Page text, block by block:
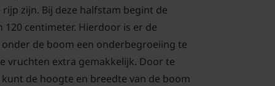
zijn. Bij deze halfstam begint de
centimeter. Hierdoor is er de
de boom een onderbegroeiing te
vruchten extra gemakkelijk. Door te
de hoogte en breedte van de boom